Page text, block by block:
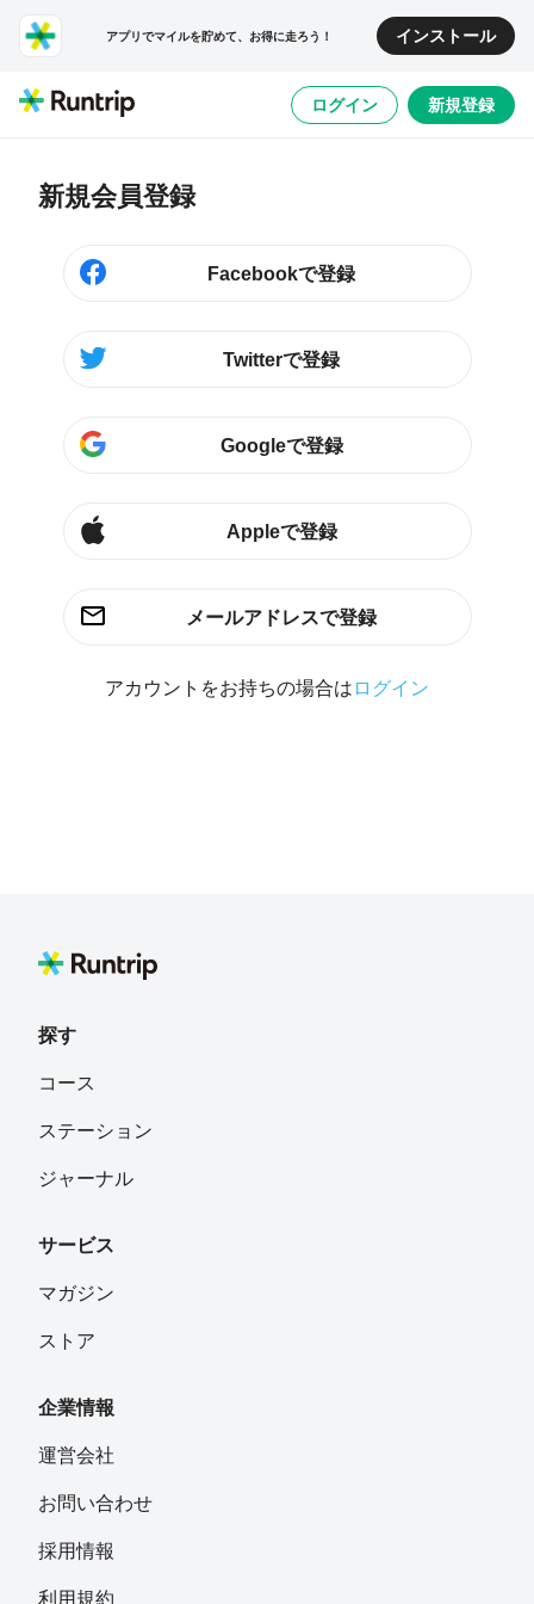
アプリでマイルを貯めて、お得に走ろう！ インストール
ログイン 新規登録
新規会員登録
Facebookで登録
Twitterで登録
Googleで登録
Appleで登録
メールアドレスで登録
アカウントをお持ちの場合は ログイン
探す
コース
ステーション
ジャーナル
サービス
マガジン
ストア
企業情報
運営会社
お問い合わせ
採用情報
利用規約